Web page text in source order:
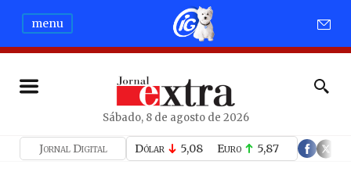
menu
Sábado, 8 de agosto de 2026
Jornal Digital Dólar 5,08 Euro 5,87